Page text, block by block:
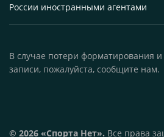
России иностранными агентами
В случае потери форматирования
записи, пожалуйста, сообщите нам.
© 2026 «Спорта Нет». Все права